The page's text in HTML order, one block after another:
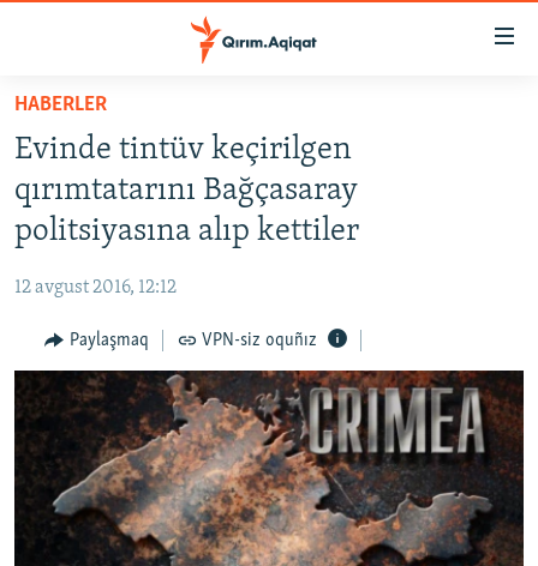
Esas
qaytmaq
Baş
navigatsiyağa
qaytmaq
Qıdıruvğa
qaytmaq
HABERLER
İQTİSADİYAT
MEDENİYET
İNSAN AQLARI
VİDEO
SÜRET
BLOGLAR
FİKİR
HABERLER
Evinde tintüv keçirilgen
qırımtatarını Bağçasaray
politsiyasına alıp kettiler
12 avgust 2016, 12:12
Paylaşmaq VPN-siz oquñız